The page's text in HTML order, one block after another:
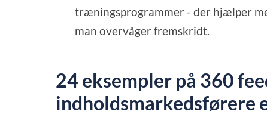
træningsprogrammer - der hjælper
man overvåger fremskridt.
24 eksempler på 360
indholdsmarkedsførere